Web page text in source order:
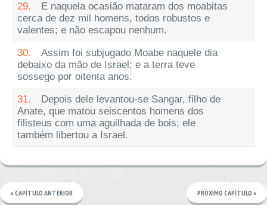
29.
E naquela ocasião mataram dos moabitas
cerca de dez mil homens, todos robustos e
valentes; e não escapou nenhum.
30.
Assim foi subjugado Moabe naquele dia
debaixo da mão de Israel; e a terra teve
sossego por oitenta anos.
31.
Depois dele levantou-se Sangar, filho de
Anate, que matou seiscentos homens dos
filisteus com uma aguilhada de bois; ele
também libertou a Israel.
« CAPÍTULO ANTERIOR PRÓXIMO CAPÍTULO »